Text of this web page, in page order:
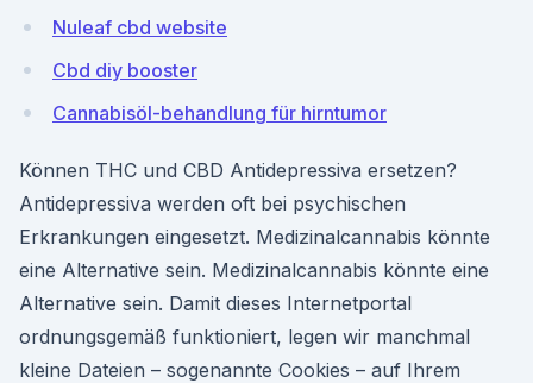
Nuleaf cbd website
Cbd diy booster
Cannabisöl-behandlung für hirntumor
Können THC und CBD Antidepressiva ersetzen?
Antidepressiva werden oft bei psychischen
Erkrankungen eingesetzt. Medizinalcannabis könnte
eine Alternative sein. Medizinalcannabis könnte eine
Alternative sein. Damit dieses Internetportal
ordnungsgemäß funktioniert, legen wir manchmal
kleine Dateien – sogenannte Cookies – auf Ihrem